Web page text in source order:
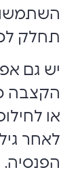
השתמשו
תחלק
יש גם
או
לאחר
הפנסיה.